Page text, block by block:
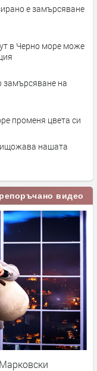
е замърсяване
в Черно море може
на
променя цвета си
нашата
видео